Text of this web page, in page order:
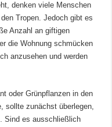
denken viele Menschen
Tropen. Jedoch gibt es
Anzahl an giftigen
die Wohnung schmücken
anzusehen und werden
oder Grünpflanzen in den
sollte zunächst überlegen,
Sind es ausschließlich